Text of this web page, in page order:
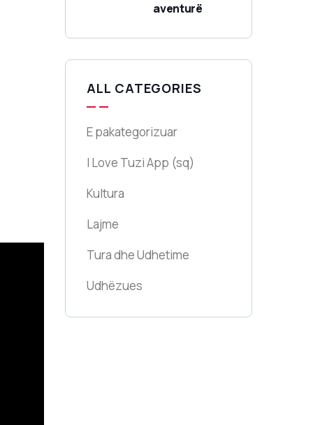
aventurë
ALL CATEGORIES
E pakategorizuar
I Love Tuzi App (sq)
Kultura
Lajme
Tura dhe Udhetime
Udhëzues